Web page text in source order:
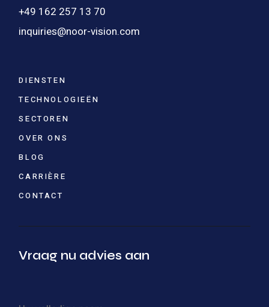
+49 162 257 13 70
inquiries@noor-vision.com
DIENSTEN
TECHNOLOGIEËN
SECTOREN
OVER ONS
BLOG
CARRIÈRE
CONTACT
Vraag nu advies aan